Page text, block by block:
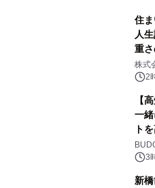
住
人
重
株式
2
【
一
ト
3
新